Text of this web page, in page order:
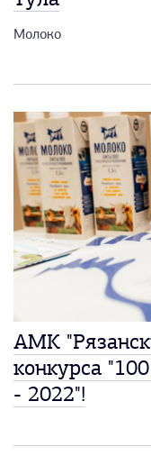
Молоко
АМК
конкурса
- 2022"!